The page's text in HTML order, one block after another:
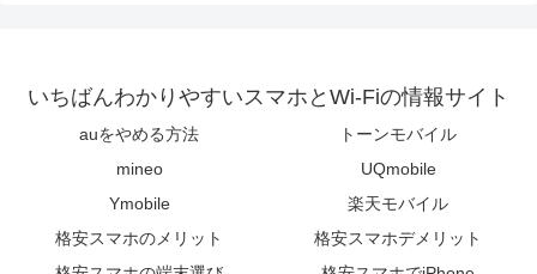
いちばんわかりやすいスマホとWi-Fiの情報サイト
auをやめる方法
トーンモバイル
mineo
UQmobile
Ymobile
楽天モバイル
格安スマホのメリット
格安スマホデメリット